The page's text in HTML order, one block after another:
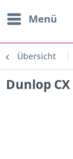
Menü
Übersicht
Dunlop